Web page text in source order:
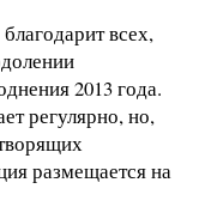
всех,
2013 года.
регулярно, но,
размещается на